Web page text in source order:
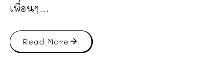
เพื่อนๆ...
Read More